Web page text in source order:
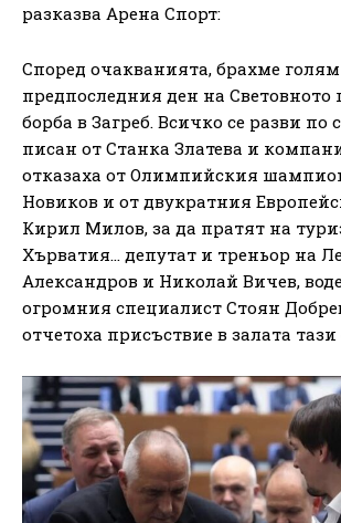
разказва Арена Спорт:
Според очакванията, брахме
предпоследния ден на Световното
борба в Загреб. Всичко се разви по
писан от Станка Златева и
отказаха от Олимпийския
Новиков и от двукратния
Кирил Милов, за да пратят на
Хърватия… депутат и треньор на
Александров и Николай Вичев,
огромния специалист Стоян
отчетоха присъствие в залата тази